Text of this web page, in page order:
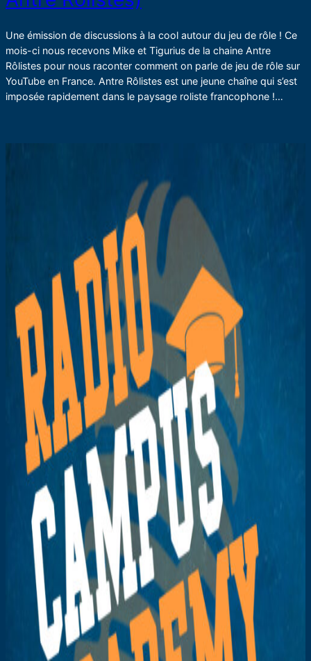
Une émission de discussions à la cool autour du jeu de rôle ! Ce
mois-ci nous recevons Mike et Tigurius de la chaine Antre
Rôlistes pour nous raconter comment on parle de jeu de rôle sur
YouTube en France. Antre Rôlistes est une jeune chaîne qui s’est
imposée rapidement dans le paysage roliste francophone !…